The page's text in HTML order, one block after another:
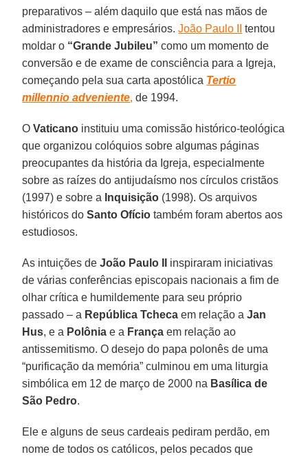
preparativos – além daquilo que está nas mãos de
administradores e empresários.João Paulo II
tentou
moldar o “Grande Jubileu” como um momento de
conversão e de exame de consciência para a Igreja,
começando pela sua carta apostólica Tertio
millennio adveniente, de 1994.
OVaticano instituiu uma comissão histórico-teológica
que organizou colóquios sobre algumas páginas
preocupantes da história da Igreja, especialmente
sobre as raízes do antijudaísmo nos círculos cristãos
(1997) e sobre a Inquisição (1998). Os arquivos
históricos doSanto Ofício também foram abertos aos
estudiosos.
As intuições deJoão Paulo II
inspiraram iniciativas
de várias conferências episcopais nacionais a fim de
olhar crítica e humildemente para seu próprio
passado – a República Tcheca em relação aJan
Hus, e a Polônia e a França em relação ao
antissemitismo. O desejo do papa polonês de uma
“purificação da memória” culminou em uma liturgia
simbólica em 12 de março de 2000 na Basílica de
São Pedro.
Ele e alguns de seus cardeais pediram perdão, em
nome de todos os católicos, pelos pecados que